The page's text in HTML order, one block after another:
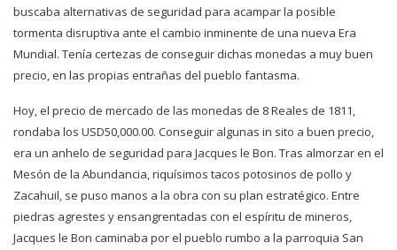
buscaba alternativas de seguridad para acampar la posible
tormenta disruptiva ante el cambio inminente de una nueva Era
Mundial. Tenía certezas de conseguir dichas monedas a muy buen
precio, en las propias entrañas del pueblo fantasma.
Hoy, el precio de mercado de las monedas de 8 Reales de 1811,
rondaba los USD50,000.00. Conseguir algunas in sito a buen precio,
era un anhelo de seguridad para Jacques le Bon. Tras almorzar en el
Mesón de la Abundancia, riquísimos tacos potosinos de pollo y
Zacahuil, se puso manos a la obra con su plan estratégico. Entre
piedras agrestes y ensangrentadas con el espíritu de mineros,
Jacques le Bon caminaba por el pueblo rumbo a la parroquia San